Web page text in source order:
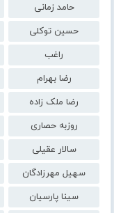
حامد زمانی
حسین توکلی
راغب
رضا بهرام
رضا ملک زاده
روزبه حصاری
سالار عقیلی
سهیل مهرزادگان
سینا پارسیان